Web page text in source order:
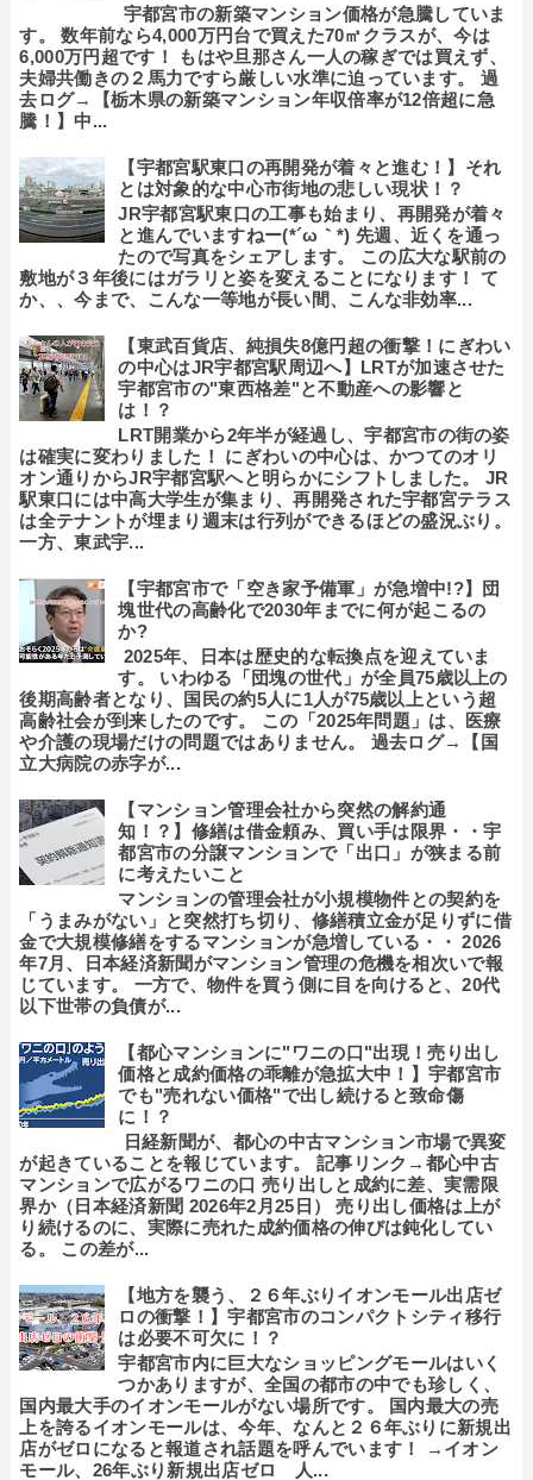
宇都宮市の新築マンション価格が急騰していま
す。 数年前なら4,000万円台で買えた70㎡クラスが、今は
6,000万円超です！ もはや旦那さん一人の稼ぎでは買えず、
夫婦共働きの２馬力ですら厳しい水準に迫っています。 過
去ログ→【栃木県の新築マンション年収倍率が12倍超に急
騰！】中...
【宇都宮駅東口の再開発が着々と進む！】それ
とは対象的な中心市街地の悲しい現状！？
JR宇都宮駅東口の工事も始まり、再開発が着々
と進んでいますねー(*´ω｀*) 先週、近くを通っ
たので写真をシェアします。 この広大な駅前の
敷地が３年後にはガラリと姿を変えることになります！ て
か、、今まで、こんな一等地が長い間、こんな非効率...
【東武百貨店、純損失8億円超の衝撃！にぎわい
の中心はJR宇都宮駅周辺へ】LRTが加速させた
宇都宮市の"東西格差"と不動産への影響と
は！？
LRT開業から2年半が経過し、宇都宮市の街の姿
は確実に変わりました！ にぎわいの中心は、かつてのオリ
オン通りからJR宇都宮駅へと明らかにシフトしました。 JR
駅東口には中高大学生が集まり、再開発された宇都宮テラス
は全テナントが埋まり週末は行列ができるほどの盛況ぶり。
一方、東武宇...
【宇都宮市で「空き家予備軍」が急増中!?】団
塊世代の高齢化で2030年までに何が起こるの
か?
2025年、日本は歴史的な転換点を迎えていま
す。 いわゆる「団塊の世代」が全員75歳以上の
後期高齢者となり、国民の約5人に1人が75歳以上という超
高齢社会が到来したのです。 この「2025年問題」は、医療
や介護の現場だけの問題ではありません。 過去ログ→【国
立大病院の赤字が...
【マンション管理会社から突然の解約通
知！？】修繕は借金頼み、買い手は限界・・宇
都宮市の分譲マンションで「出口」が狭まる前
に考えたいこと
マンションの管理会社が小規模物件との契約を
「うまみがない」と突然打ち切り、修繕積立金が足りずに借
金で大規模修繕をするマンションが急増している・・ 2026
年7月、日本経済新聞がマンション管理の危機を相次いで報
じています。 一方で、物件を買う側に目を向けると、20代
以下世帯の負債が...
【都心マンションに"ワニの口"出現！売り出し
価格と成約価格の乖離が急拡大中！】宇都宮市
でも"売れない価格"で出し続けると致命傷
に！？
日経新聞が、都心の中古マンション市場で異変
が起きていることを報じています。 記事リンク→都心中古
マンションで広がるワニの口 売り出しと成約に差、実需限
界か（日本経済新聞 2026年2月25日） 売り出し価格は上が
り続けるのに、実際に売れた成約価格の伸びは鈍化してい
る。 この差が...
【地方を襲う、２６年ぶりイオンモール出店ゼ
ロの衝撃！】宇都宮市のコンパクトシティ移行
は必要不可欠に！？
宇都宮市内に巨大なショッピングモールはいく
つかありますが、全国の都市の中でも珍しく、
国内最大手のイオンモールがない場所です。 国内最大の売
上を誇るイオンモールは、今年、なんと２６年ぶりに新規出
店がゼロになると報道され話題を呼んでいます！ →イオン
モール、26年ぶり新規出店ゼロ 人...